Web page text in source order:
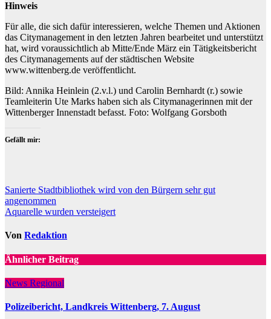
Hinweis
Für alle, die sich dafür interessieren, welche Themen und Aktionen
das Citymanagement in den letzten Jahren bearbeitet und unterstützt
hat, wird voraussichtlich ab Mitte/Ende März ein Tätigkeitsbericht
des Citymanagements auf der städtischen Website
www.wittenberg.de veröffentlicht.
Bild: Annika Heinlein (2.v.l.) und Carolin Bernhardt (r.) sowie
Teamleiterin Ute Marks haben sich als Citymanagerinnen mit der
Wittenberger Innenstadt befasst. Foto: Wolfgang Gorsboth
Gefällt mir:
Beitragsnavigation
Sanierte Stadtbibliothek wird von den Bürgern sehr gut
angenommen
Aquarelle wurden versteigert
Von Redaktion
Ähnlicher Beitrag
News Regional
Polizeibericht, Landkreis Wittenberg, 7. August